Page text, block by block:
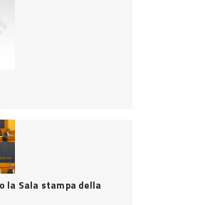
la Sala stampa della